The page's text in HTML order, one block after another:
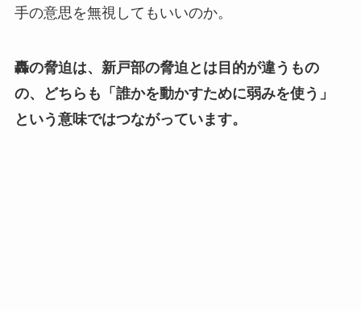
手の意思を無視してもいいのか。
轟の脅迫は、新戸部の脅迫とは目的が違うもの
の、どちらも「誰かを動かすために弱みを使う」
という意味ではつながっています。